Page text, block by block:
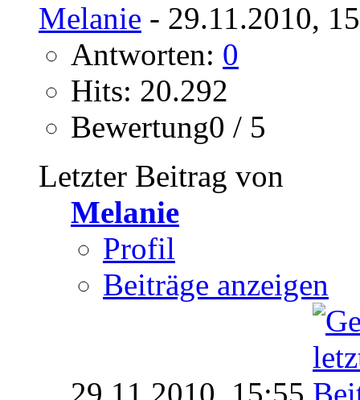
Melanie - 29.11.2010,
Antworten: 0
Hits: 20.292
Bewertung0 / 5
Letzter Beitrag von
Melanie
Profil
Beiträge anzeigen